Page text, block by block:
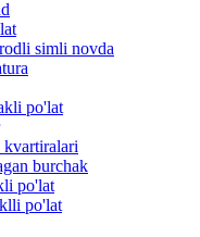
simli novda
po'lat
burchak
po'lat
po'lat